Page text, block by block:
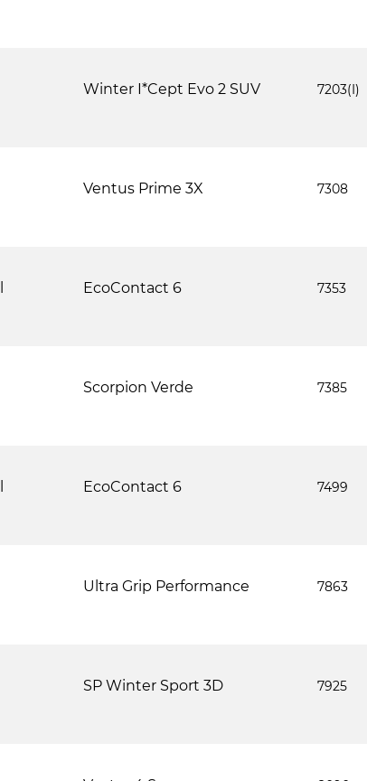
Winter I*Cept Evo 2 SUV 7203(I)
Ventus Prime 3X 7308
EcoContact 6 7353
Scorpion Verde 7385
EcoContact 6 7499
Ultra Grip Performance 7863
SP Winter Sport 3D 7925